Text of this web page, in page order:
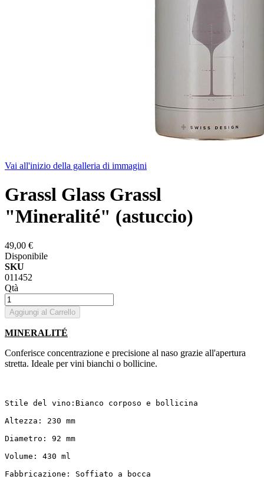
Vai all'inizio della galleria di immagini
Grassl Glass Grassl
"Mineralité" (astuccio)
49,00 €
Disponibile
SKU
011452
Qtà
Aggiungi al Carrello
MINERALITÉ
Conferisce concentrazione e precisione al naso grazie all'apertura
stretta. Ideale per vini bianchi o bollicine.
Stile del vino:Bianco corposo e bollicina
Altezza: 230 mm
Diametro: 92 mm
Volume: 430 ml
Fabbricazione: Soffiato a bocca